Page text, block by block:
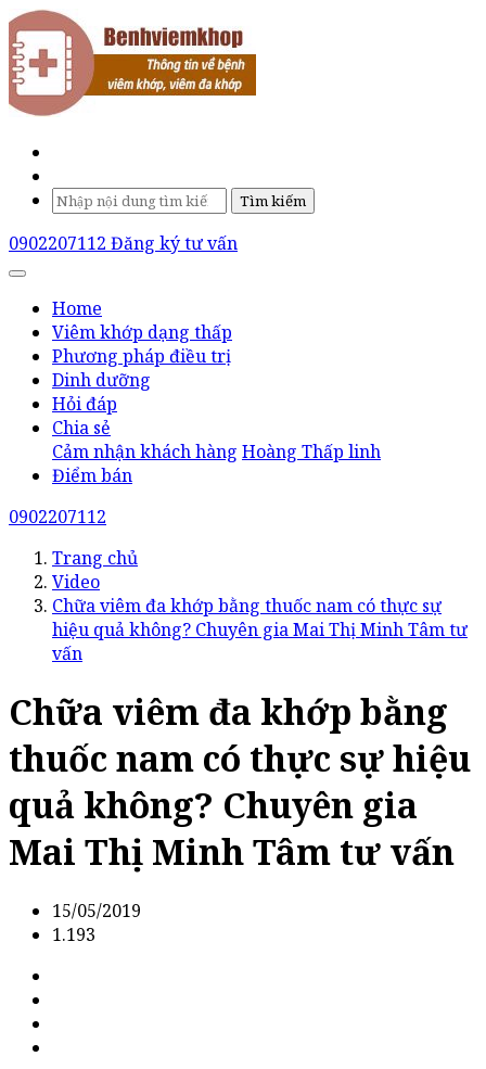
Tìm kiếm
0902207112 Đăng ký tư vấn
Home
Viêm khớp dạng thấp
Phương pháp điều trị
Dinh dưỡng
Hỏi đáp
Chia sẻ
Cảm nhận khách hàng Hoàng Thấp linh
Điểm bán
0902207112
Trang chủ
Video
Chữa viêm đa khớp bằng thuốc nam có thực sự
hiệu quả không? Chuyên gia Mai Thị Minh Tâm tư
vấn
Chữa viêm đa khớp bằng
thuốc nam có thực sự hiệu
quả không? Chuyên gia
Mai Thị Minh Tâm tư vấn
15/05/2019
1.193